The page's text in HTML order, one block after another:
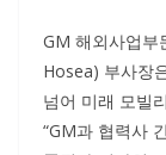
GM 해외사업
Hosea) 부사장
넘어 미래 모빌
“GM과 협력사